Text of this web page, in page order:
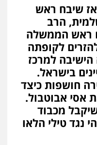
שיבח ראש
הרב
ראש הממשלה
לקופתה
הישיבה למרכז
בישראל.
חושפות כיצד
אסי אבוטבול.
מכבוד
נגד טילי הלאו